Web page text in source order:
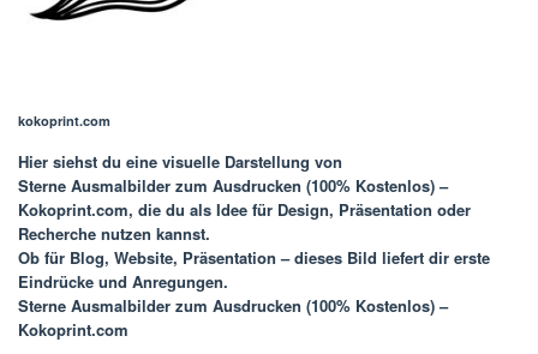
kokoprint.com
Hier siehst du eine visuelle Darstellung von
Sterne Ausmalbilder zum Ausdrucken (100% Kostenlos) –
Kokoprint.com, die du als Idee für Design, Präsentation oder
Recherche nutzen kannst.
Ob für Blog, Website, Präsentation – dieses Bild liefert dir erste
Eindrücke und Anregungen.
Sterne Ausmalbilder zum Ausdrucken (100% Kostenlos) –
Kokoprint.com